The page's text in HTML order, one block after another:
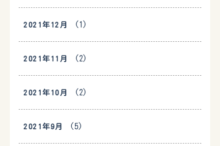
2021年12月 (1)
2021年11月 (2)
2021年10月 (2)
2021年9月 (5)